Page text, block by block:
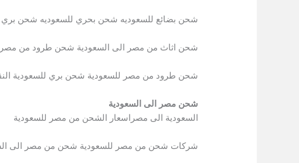
شحن بضائع للسعوديه شحن بحري للسعوديه شحن بري
شحن اثاث من مصر الى السعودية شحن طرود من مصر
شحن طرود من مصر للسعودية شحن بري للسعودية
شحن مصر الى السعودية
السعودية الى مصراسعار الشحن من مصر للسعودية
شركات شحن من مصر للسعودية شحن من مصر الى